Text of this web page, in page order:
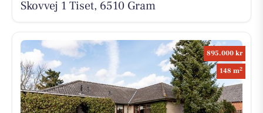
Skovvej 1 Tiset, 6510 Gram
895.000 kr
148 m2